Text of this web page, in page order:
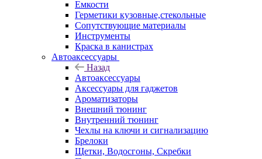
Емкости
Герметики кузовные,стекольные
Сопутствующие материалы
Инструменты
Краска в канистрах
Автоаксессуары
Назад
Автоаксессуары
Аксессуары для гаджетов
Ароматизаторы
Внешний тюнинг
Внутренний тюнинг
Чехлы на ключи и сигнализацию
Брелоки
Щетки, Водосгоны, Скребки